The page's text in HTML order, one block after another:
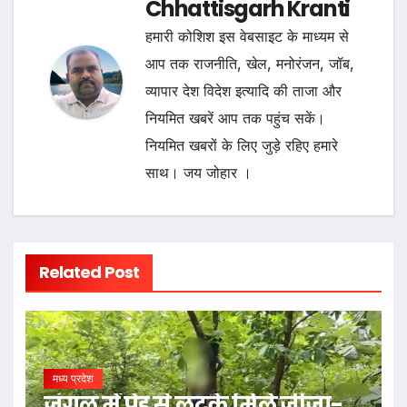
Chhattisgarh Kranti
हमारी कोशिश इस वेबसाइट के माध्यम से
आप तक राजनीति, खेल, मनोरंजन, जॉब,
व्यापार देश विदेश इत्यादि की ताजा और
नियमित खबरें आप तक पहुंच सकें।
नियमित खबरों के लिए जुड़े रहिए हमारे
साथ। जय जोहार ।
Related Post
मध्य प्रदेश